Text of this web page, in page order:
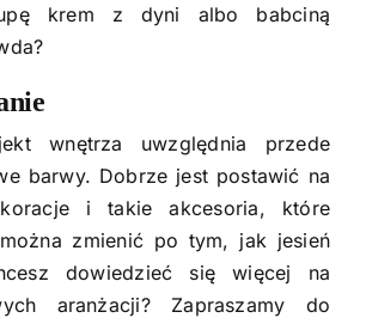
krem z dyni albo babciną
wnętrza uwzględnia przede
barwy. Dobrze jest postawić na
i takie akcesoria, które
zmienić po tym, jak jesień
dowiedzieć się więcej na
aranżacji? Zapraszamy do